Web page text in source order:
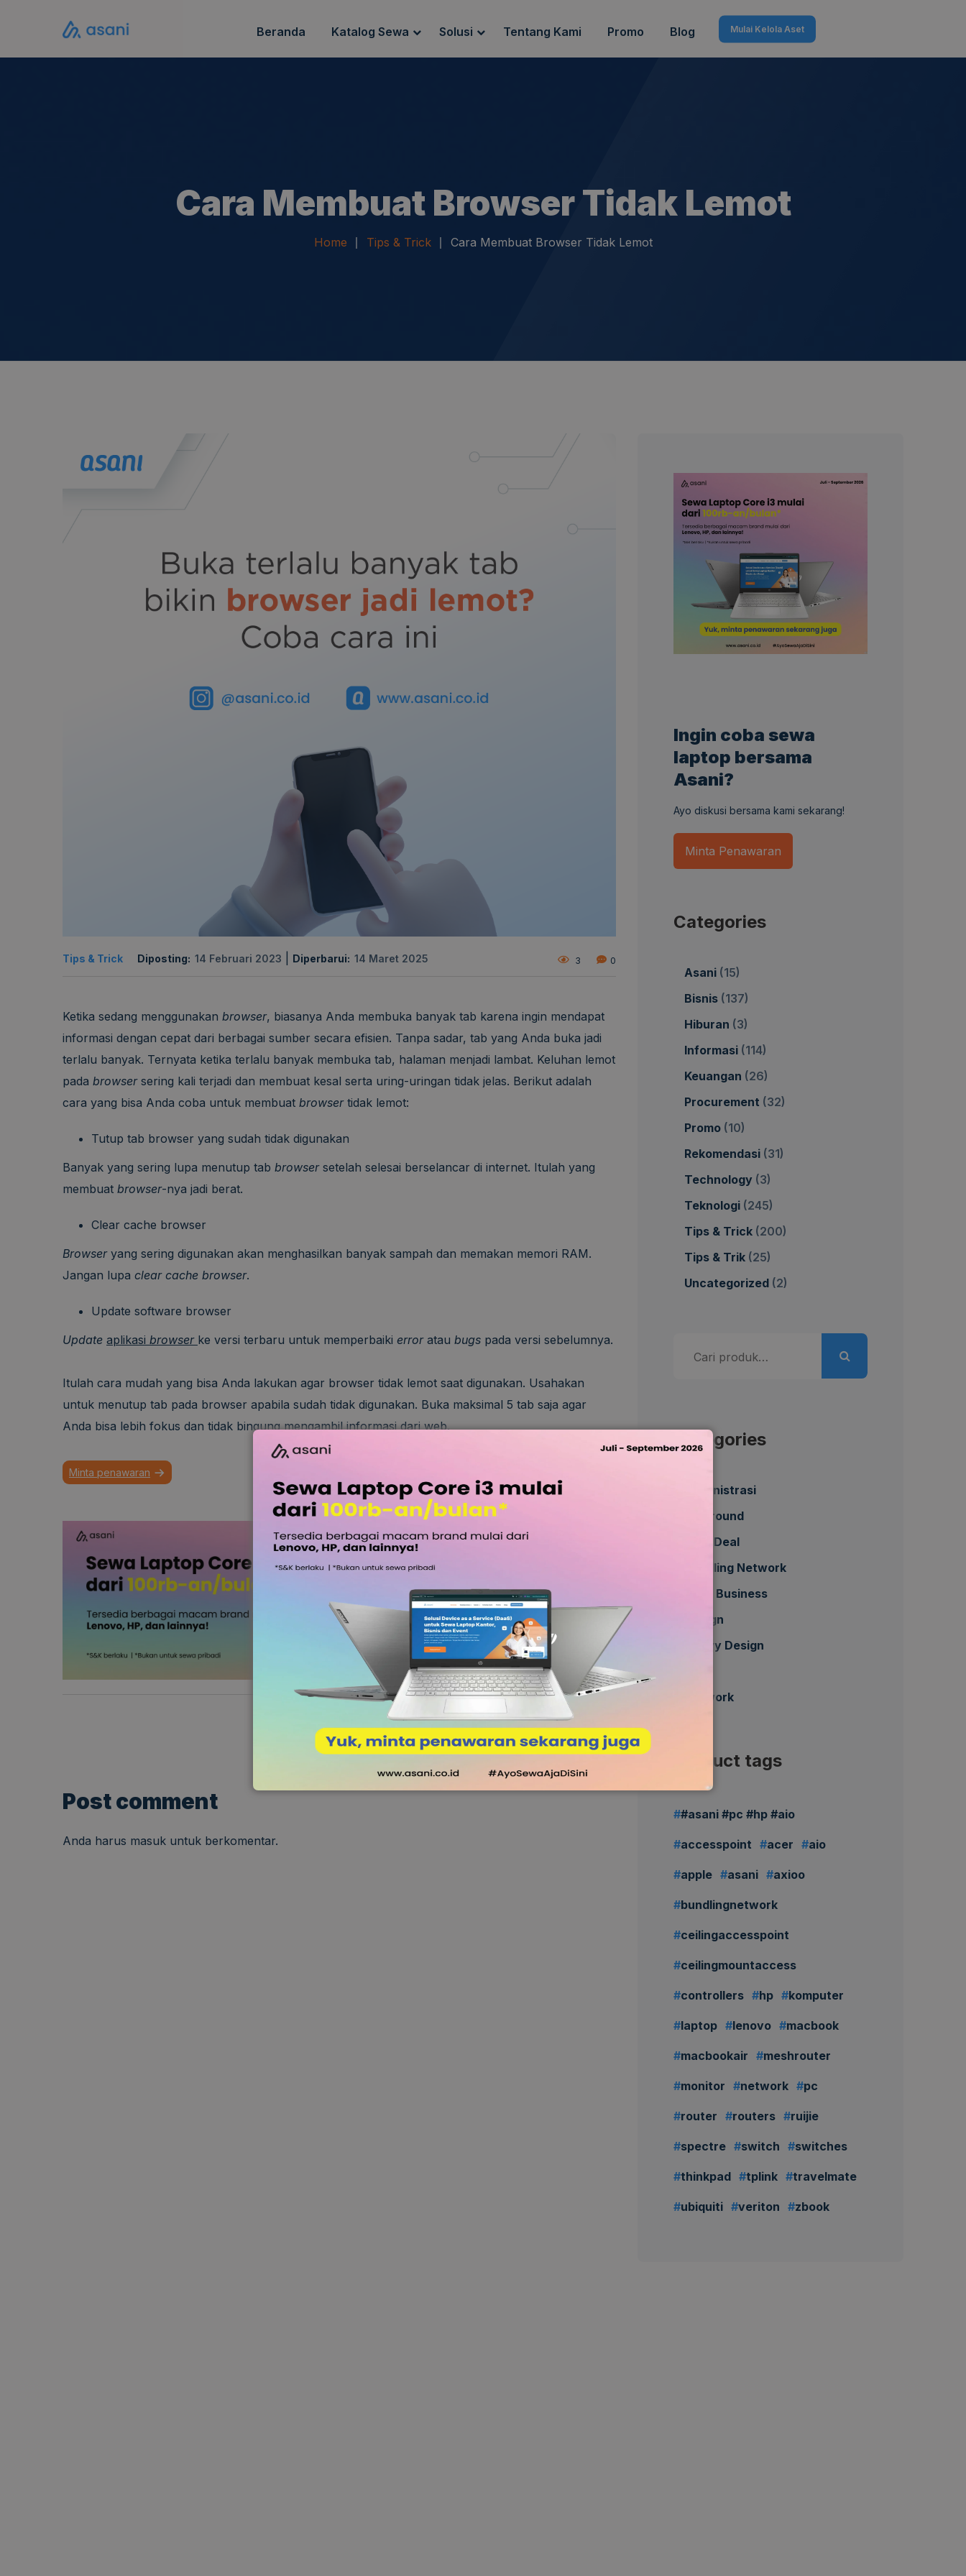
Beranda Katalog Sewa Solusi Tentang Kami Promo Blog Mulai Kelola Aset
Cara Membuat Browser Tidak Lemot
Home Tips & Trick Cara Membuat Browser Tidak Lemot
Tips & Trick Diposting: 14 Februari 2023 Diperbarui: 14 Maret 2025 3 0
Ketika sedang menggunakan browser, biasanya Anda membuka banyak tab karena ingin mendapat
informasi dengan cepat dari berbagai sumber secara efisien. Tanpa sadar, tab yang Anda buka jadi
terlalu banyak. Ternyata ketika terlalu banyak membuka tab, halaman menjadi lambat. Keluhan lemot
pada browsersering kali terjadi dan membuat kesal serta uring-uringan tidak jelas. Berikut adalah
cara yang bisa Anda coba untuk membuat browser tidak lemot:
Tutup tab browser yang sudah tidak digunakan
Banyak yang sering lupa menutup tab browsersetelah selesai berselancar di internet. Itulah yang
membuat browser-nya jadi berat.
Clear cache browser
Browser yang sering digunakan akan menghasilkan banyak sampah dan memakan memori RAM.
Jangan lupa clear cache browser.
Update software browser
Update aplikasi browser ke versi terbaru untuk memperbaiki erroratau bugs pada versi sebelumnya.
Itulah cara mudah yang bisa Anda lakukan agar browser tidak lemot saat digunakan. Usahakan
untuk menutup tab pada browser apabila sudah tidak digunakan. Buka maksimal 5 tab saja agar
Anda bisa lebih fokus dan tidak bingung mengambil informasi dari web.
Minta penawaran
Post comment
Anda harus masuk untuk berkomentar.
Ingin coba sewa
laptop bersama
Asani?
Ayo diskusi bersama kami sekarang!
Minta Penawaran
Categories
Asani (15)
Bisnis (137)
Hiburan (3)
Informasi (114)
Keuangan (26)
Procurement (32)
Promo (10)
Rekomendasi (31)
Technology (3)
Teknologi (245)
Tips & Trick (200)
Tips & Trik (25)
Uncategorized (2)
untuk:
Categories
Administrasi
All Around
Best Deal
Bundling Network
Daily Business
Design
Heavy Design
Network
Product tags
#asani #pc #hp #aio
accesspoint acer aio
apple asani axioo
bundlingnetwork
ceilingaccesspoint
ceilingmountaccess
controllers hp komputer
laptop lenovo macbook
macbookair meshrouter
monitor network pc
router routers ruijie
spectre switch switches
thinkpad tplink travelmate
ubiquiti veriton zbook